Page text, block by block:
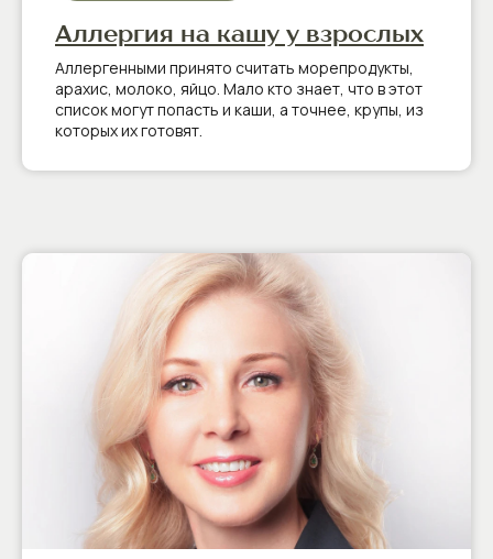
Аллергия на кашу у взрослых
Аллергенными принято считать морепродукты,
арахис, молоко, яйцо. Мало кто знает, что в этот
список могут попасть и каши, а точнее, крупы, из
которых их готовят.